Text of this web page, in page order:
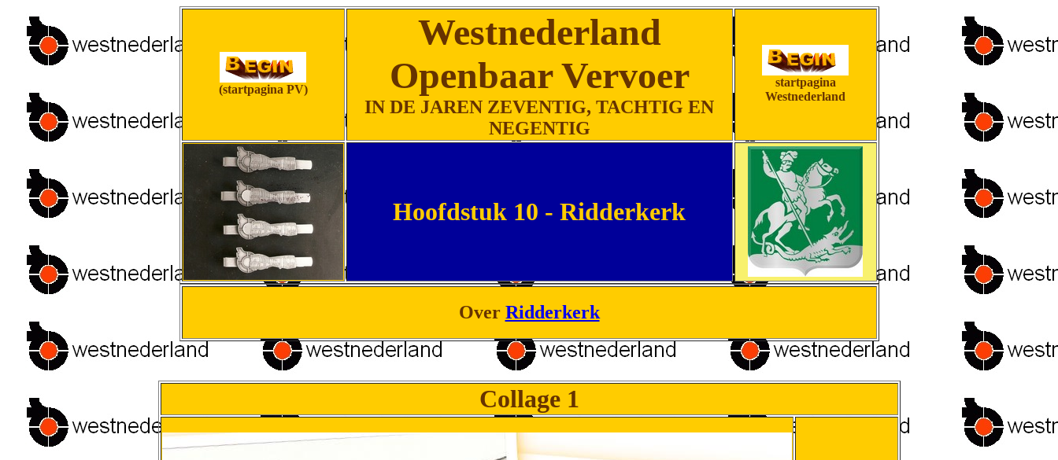
(startpagina PV)
Westnederland
Openbaar Vervoer
IN DE JAREN ZEVENTIG, TACHTIG EN
NEGENTIG
startpagina
Westnederland
Hoofdstuk 10 - Ridderkerk
Over Ridderkerk
Collage 1